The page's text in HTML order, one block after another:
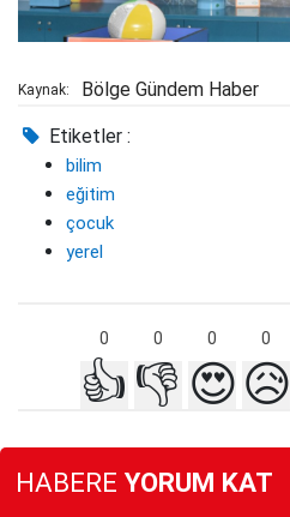
Kaynak: Bölge Gündem Haber
Etiketler :
bilim
eğitim
çocuk
yerel
0 0 0 0
👍 👎 😍😥
HABERE YORUM KAT